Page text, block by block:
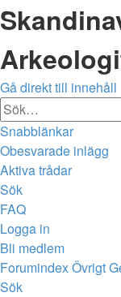
Gå direkt till innehåll
Snabblänkar
Obesvarade inlägg
Aktiva trådar
Sök
FAQ
Logga in
Bli medlem
ForumindexÖvrigt
Sök